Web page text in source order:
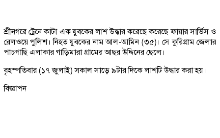
শ্রীনগরে ট্রেনে কাটা এক যুবকের লাশ উদ্ধার করেছে করেছে ফায়ার সার্ভিস ও
রেলওয়ে পুলিশ। নিহত যুবকের নাম আল-আমিন (৩৫)। সে কুরিগ্রাম জেলার
পাচগাছি এলাকার গাড়িমারা গ্রামের আছর উদ্দিনের ছেলে।
বৃহস্পতিবার (১৭ জুলাই) সকাল সাড়ে ৯টার দিকে লাশটি উদ্ধার করা হয়।
বিজ্ঞাপন